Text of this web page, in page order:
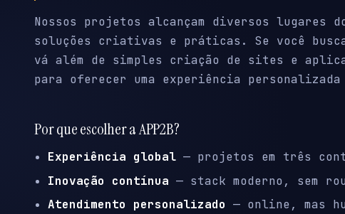
Nossos projetos alcançam diversos lugares do
soluções criativas e práticas. Se você
vá além de simples criação de sites e
para oferecer uma experiência
Por que escolher a APP2B?
Experiência global — projetos em três
Inovação contínua — stack moderno, sem
Atendimento personalizado — online, mas